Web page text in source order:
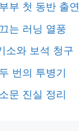
부 첫 동반 출연
는 러닝 열풍
소와 보석 청구
번의 투병기
문 진실 정리